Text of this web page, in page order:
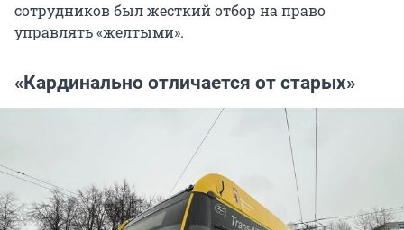
сотрудников был жесткий отбор на право
управлять «желтыми».
«Кардинально отличается от старых»